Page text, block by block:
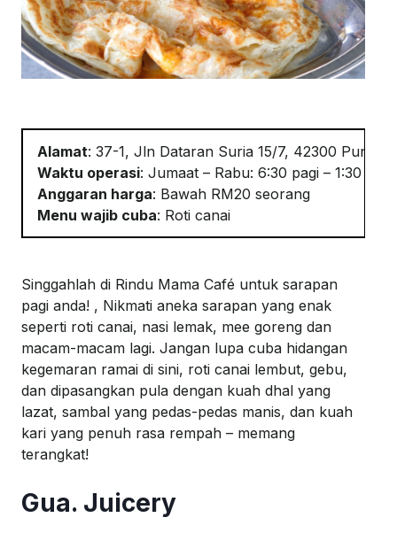
Alamat: 37-1, Jln Dataran Suria 15/7, 42300
Waktu operasi: Jumaat – Rabu: 6:30 pagi – 1:30
Anggaran harga: Bawah RM20 seorang
Menu wajib cuba: Roti canai
Singgahlah di Rindu Mama Café untuk sarapan
pagi anda! , Nikmati aneka sarapan yang enak
seperti roti canai, nasi lemak, mee goreng dan
macam-macam lagi. Jangan lupa cuba hidangan
kegemaran ramai di sini, roti canai lembut, gebu,
dan dipasangkan pula dengan kuah dhal yang
lazat, sambal yang pedas-pedas manis, dan kuah
kari yang penuh rasa rempah – memang
terangkat!
Gua. Juicery